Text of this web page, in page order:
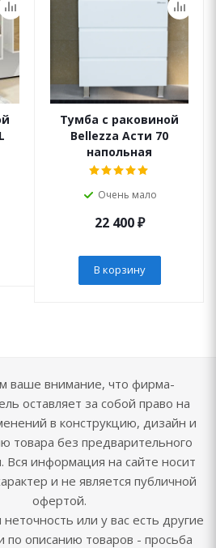
Тумба с раковиной
Bellezza Асти 70
напольная
Очень мало
22 400₽
В корзину
ваше внимание, что фирма-
оставляет за собой право на
в конструкцию, дизайн и
товара без предварительного
Вся информация на сайте носит
и не является публичной
офертой.
или у вас есть другие
по описанию товаров - просьба